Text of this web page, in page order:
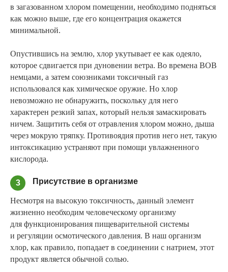
в загазованном хлором помещении, необходимо подняться
как можно выше, где его концентрация окажется
минимальной.
Опустившись на землю, хлор укутывает ее как одеяло,
которое сдвигается при дуновении ветра. Во времена ВОВ
немцами, а затем союзниками токсичный газ
использовался как химическое оружие. Но хлор
невозможно не обнаружить, поскольку для него
характерен резкий запах, который нельзя замаскировать
ничем. Защитить себя от отравления хлором можно, дыша
через мокрую тряпку. Противоядия против него нет, такую
интоксикацию устраняют при помощи увлажненного
кислорода.
3 Присутствие в организме
Несмотря на высокую токсичность, данный элемент
жизненно необходим человеческому организму
для функционирования пищеварительной системы
и регуляции осмотического давления. В наш организм
хлор, как правило, попадает в соединении с натрием, этот
продукт является обычной солью.